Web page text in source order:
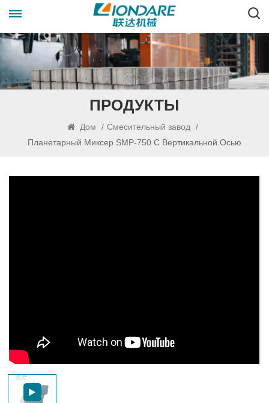
ПРОДУКТЫ
Дом / Смесительный завод
/
Планетарный Миксер SMP-750 С Вертикальной Осью